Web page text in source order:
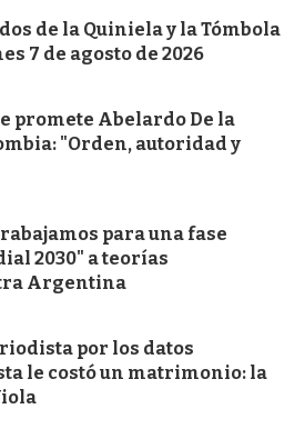
de la Quiniela y la Tómbola
7 de agosto de 2026
promete Abelardo De la
"Orden, autoridad y
para una fase
2030" a teorías
Argentina
por los datos
le costó un matrimonio: la